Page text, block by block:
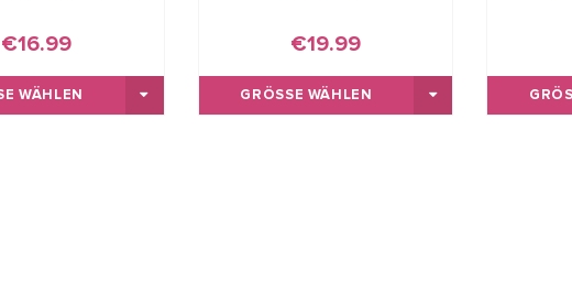
€16.99
WÄHLEN
€19.99
GRÖSSE WÄHLEN